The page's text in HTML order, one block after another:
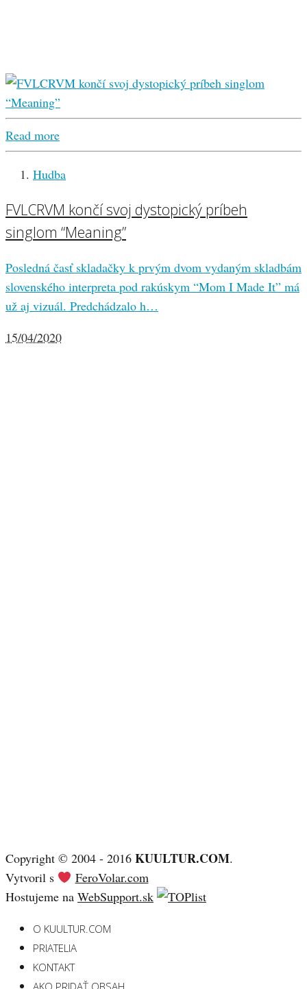
Read more
Hudba
FVLCRVM končí svoj dystopický príbeh
singlom “Meaning”
Posledná časť skladačky k prvým dvom vydaným skladbám
slovenského interpreta pod rakúskym “Mom I Made It” má
už aj vizuál. Predchádzalo h…
15/04/2020
Copyright © 2004 - 2016 KUULTUR.COM.
Vytvoril s
FeroVolar.com
Hostujeme na WebSupport.sk
O KUULTUR.COM
PRIATELIA
KONTAKT
AKO PRIDAŤ OBSAH